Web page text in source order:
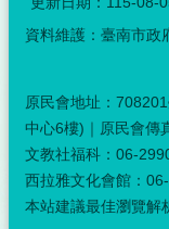
資料維護：臺南市政
原民會地址：
中心6樓)｜原民會傳
文教社福科：06-
西拉雅文化會館：
本站建議最佳瀏覽解